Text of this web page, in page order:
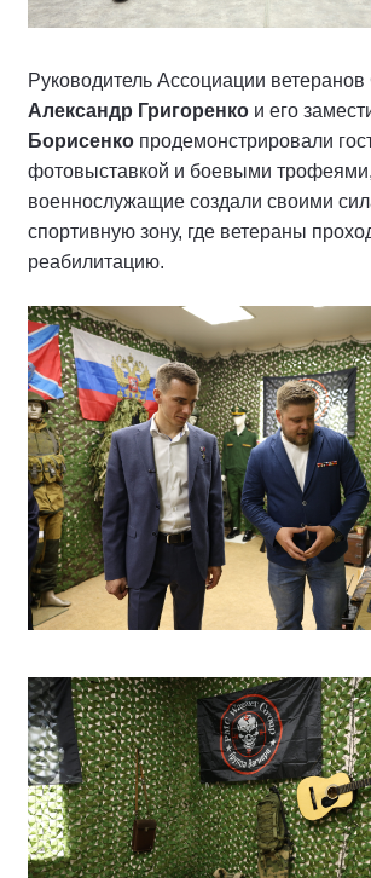
Руководитель Ассоциации
Александр Григоренко и его
Борисенко продемонстрировали
фотовыставкой и боевыми
военнослужащие создали своими
спортивную зону, где ветераны
реабилитацию.